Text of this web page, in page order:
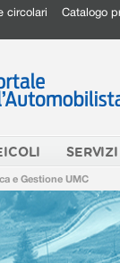
circolari Catalogo
e Gestione UMC